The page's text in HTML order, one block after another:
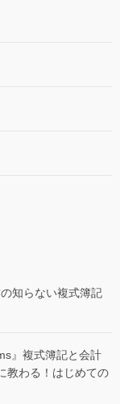
の知らない複式簿記
』複式簿記と会計
教わる！はじめての